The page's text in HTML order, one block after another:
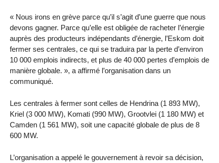
« Nous irons en grève parce qu’il s’agit d’une guerre que nous
devons gagner. Parce qu’elle est obligée de racheter l’énergie
auprès des producteurs indépendants d’énergie, l’Eskom doit
fermer ses centrales, ce qui se traduira par la perte d’environ
10 000 emplois indirects, et plus de 40 000 pertes d’emplois de
manière globale. », a affirmé l’organisation dans un
communiqué.
Les centrales à fermer sont celles de Hendrina (1 893 MW),
Kriel (3 000 MW), Komati (990 MW), Grootvlei (1 180 MW) et
Camden (1 561 MW), soit une capacité globale de plus de 8
600 MW.
L’organisation a appelé le gouvernement à revoir sa décision,